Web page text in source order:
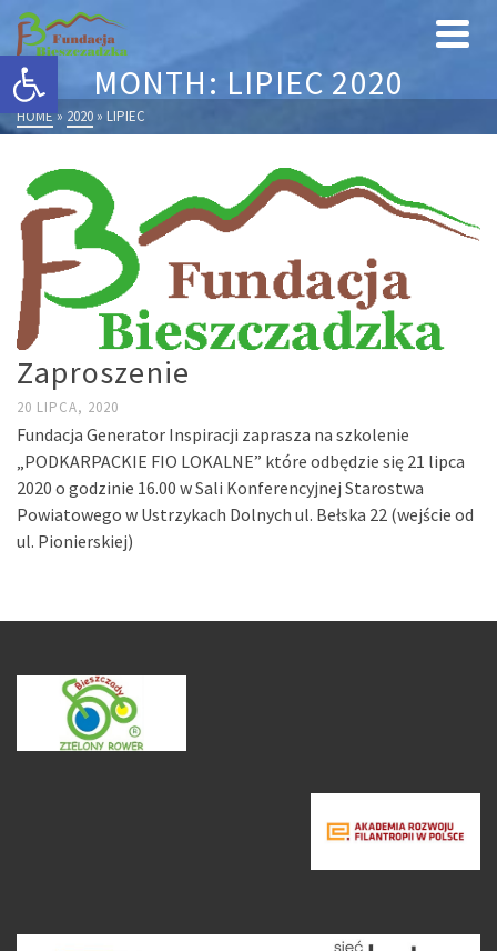
Otwórz pasek narzędziMONTH: LIPIEC 2020
HOME» 2020 » LIPIEC
Zaproszenie
20 LIPCA, 2020
Fundacja Generator Inspiracji zaprasza na szkolenie
„PODKARPACKIE FIO LOKALNE” które odbędzie się 21 lipca
2020 o godzinie 16.00 w Sali Konferencyjnej Starostwa
Powiatowego w Ustrzykach Dolnych ul. Bełska 22 (wejście od
ul. Pionierskiej)